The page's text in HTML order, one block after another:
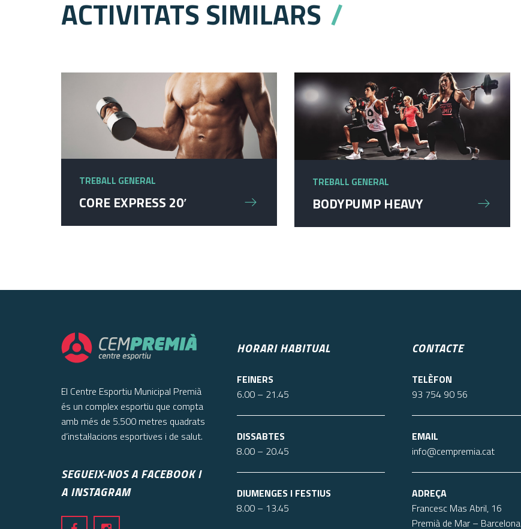
ACTIVITATS SIMILARS
TREBALL GENERAL
CORE EXPRESS 20′
TREBALL GENERAL
BODYPUMP HEAVY
El Centre Esportiu Municipal Premià
és un complex esportiu que compta
amb més de 5.500 metres quadrats
d’instal·lacions esportives i de salut.
SEGUEIX-NOS A FACEBOOK I
A INSTAGRAM
HORARI HABITUAL
FEINERS
6.00 – 21.45
DISSABTES
8.00 – 20.45
DIUMENGES I FESTIUS
8.00 – 13.45
CONTACTE
TELÈFON
93 754 90 56
EMAIL
info@cempremia.cat
ADREÇA
Francesc Mas Abril, 16
Premià de Mar – Barcelona